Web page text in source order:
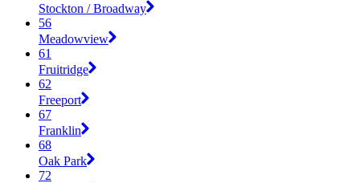
Stockton / Broadway
56
Meadowview
61
Fruitridge
62
Freeport
67
Franklin
68
Oak Park
72